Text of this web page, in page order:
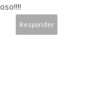
Responder